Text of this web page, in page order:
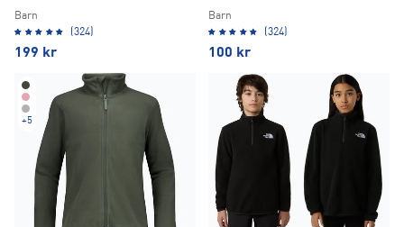
Barn
(324)
199 kr
Barn
(324)
100 kr
+5